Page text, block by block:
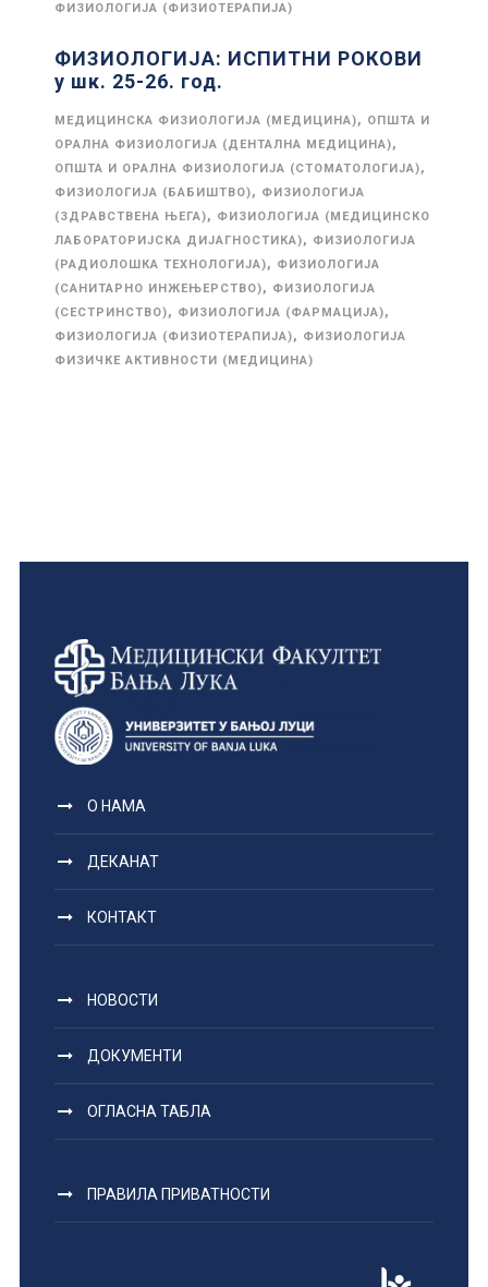
ФИЗИОЛОГИЈА (ФИЗИОТЕРАПИЈА)
ФИЗИОЛОГИЈА: ИСПИТНИ РОКОВИ
у шк. 25-26. год.
МЕДИЦИНСКА ФИЗИОЛОГИЈА (МЕДИЦИНА), ОПШТА И
ОРАЛНА ФИЗИОЛОГИЈА (ДЕНТАЛНА МЕДИЦИНА),
ОПШТА И ОРАЛНА ФИЗИОЛОГИЈА (СТОМАТОЛОГИЈА),
ФИЗИОЛОГИЈА (БАБИШТВО), ФИЗИОЛОГИЈА
(ЗДРАВСТВЕНА ЊЕГА), ФИЗИОЛОГИЈА (МЕДИЦИНСКО
ЛАБОРАТОРИЈСКА ДИЈАГНОСТИКА), ФИЗИОЛОГИЈА
(РАДИОЛОШКА ТЕХНОЛОГИЈА), ФИЗИОЛОГИЈА
(САНИТАРНО ИНЖЕЊЕРСТВО), ФИЗИОЛОГИЈА
(СЕСТРИНСТВО), ФИЗИОЛОГИЈА (ФАРМАЦИЈА),
ФИЗИОЛОГИЈА (ФИЗИОТЕРАПИЈА), ФИЗИОЛОГИЈА
ФИЗИЧКЕ АКТИВНОСТИ (МЕДИЦИНА)
О НАМА
ДЕКАНАТ
КОНТАКТ
НОВОСТИ
ДОКУМЕНТИ
ОГЛАСНА ТАБЛА
ПРАВИЛА ПРИВАТНОСТИ